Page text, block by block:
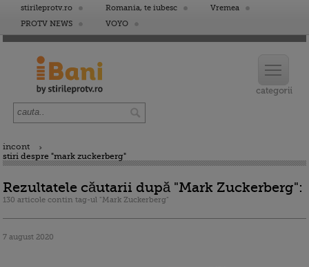
stirileprotv.ro Romania, te iubesc
Vremea
PROTV NEWS
VOYO
incont
stiri despre "mark zuckerberg"
Rezultatele căutarii după "Mark Zuckerberg":
130 articole contin tag-ul "Mark Zuckerberg"
7 august 2020